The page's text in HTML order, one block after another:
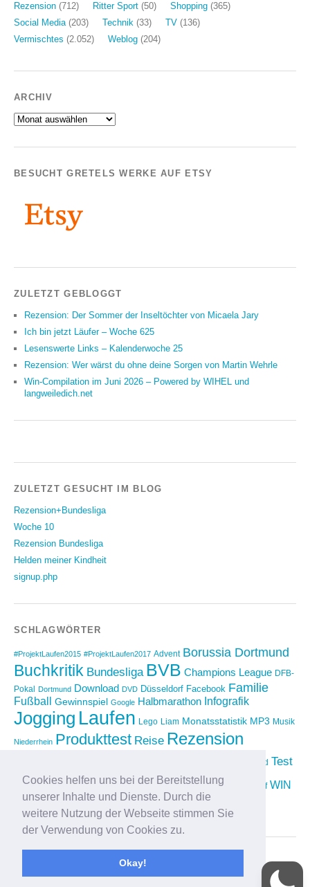
Cookies helfen uns bei der Bereitstellung
unserer Inhalte und Dienste. Durch die
weitere Nutzung der Webseite stimmen Sie
der Verwendung von Cookies zu.
Okay!
Rezension (712) Ritter Sport (50) Shopping (365)
Social Media(203) Technik (33) TV (136)
Vermischtes (2.052) Weblog (204)
ARCHIV
Archiv
BESUCHT GRETELS WERKE AUF ETSY
ZULETZT GEBLOGGT
Rezension: Der Sommer der Inseltöchter von Micaela Jary
Ich bin jetzt Läufer – Woche 625
Lesenswerte Links – Kalenderwoche 25
Rezension: Wer wärst du ohne deine Sorgen von Martin Wehrle
Win-Compilation im Juni 2026 – Powered by WIHEL und
langweiledich.net
ZULETZT GESUCHT IM BLOG
Rezension+Bundesliga
Woche 10
Rezension Bundesliga
Helden meiner Kindheit
signup.php
SCHLAGWÖRTER
#ProjektLaufen2015 #ProjektLaufen2017 Advent Borussia Dortmund
Buchkritik Bundesliga BVB Champions League DFB-
Pokal
Dortmund Download DVD Düsseldorf Facebook Familie
Fußball Gewinnspiel Google Halbmarathon Infografik
Jogging Laufen Lego Liam Monatsstatistik MP3 Musik
Niederrhein Produkttest Reise Rezension
sponsored Test
Twitter Urlaub Video vimeo Weihnachten Wettkampf WIN
Compilation
YouTube
WordPress|
Elmastudio
Oben